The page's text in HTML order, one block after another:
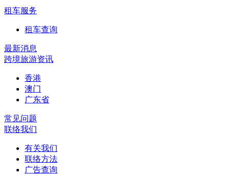
租车服务
租车查询
最新消息
跨境旅游资讯
香港
澳门
广东省
常见问题
联络我们
有关我们
联络方法
广告查询